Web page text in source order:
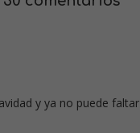
y ya no puede faltar